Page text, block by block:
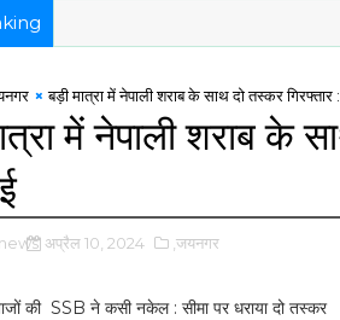
बड़ी मात्रा में नेपाली शराब के साथ दो तस्कर गिरफ्तार
में नेपाली शराब के
अप्रैल 10, 2024 ,जयनगर
की SSB ने कसी नकेल : सीमा पर धराया दो तस्कर